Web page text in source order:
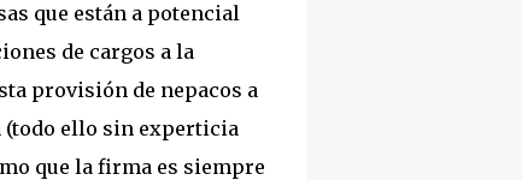
que están a potencial
de cargos a la
provisión de nepacos a
(todo ello sin experticia
que la firma es siempre